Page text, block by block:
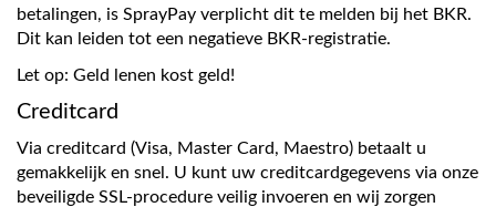
betalingen, is SprayPay verplicht dit te melden bij het BKR.
Dit kan leiden tot een negatieve BKR-registratie.
Let op: Geld lenen kost geld!
Creditcard
Via creditcard (Visa, Master Card, Maestro) betaalt u
gemakkelijk en snel. U kunt uw creditcardgegevens via onze
beveiligde SSL-procedure veilig invoeren en wij zorgen